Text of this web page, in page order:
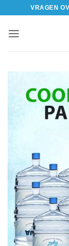
inhoud
VRAGEN